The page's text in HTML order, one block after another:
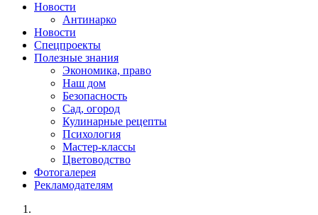
Новости
Антинарко
Новости
Спецпроекты
Полезные знания
Экономика, право
Наш дом
Безопасность
Сад, огород
Кулинарные рецепты
Психология
Мастер-классы
Цветоводство
Фотогалерея
Рекламодателям